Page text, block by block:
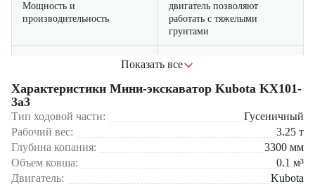
Мощность и
производительность
двигатель позволяют
работать с тяжелыми
грунтами
работы в ограниченном
пространстве (дворы,
стройплощадки, траншеи)
Комфорт оператора
эргономичная кабина с
отличной обзорностью и
низким уровнем вибрации
низкий расход топлива и
Сфера применения:
Земляные работы (копка котлованов, траншей, планировка
участков).
Коммунальное хозяйство (ремонт дорог, укладка труб).
Показать все
Характеристики Мини-экскаватор Kubota KX101-
3a3
Тип ходовой части:
Гусеничный
Рабочий вес:
3.25 т
Глубина копания:
3300 мм
Объем ковша:
0.1 м³
Двигатель:
Kubota